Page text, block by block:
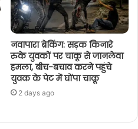
नवापारा ब्रेकिंग: सड़क किनारे
रुके युवकों पर चाकू से जानलेवा
हमला, बीच-बचाव करने पहुंचे
युवक के पेट में घोंपा चाकू
2 days ago